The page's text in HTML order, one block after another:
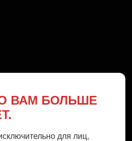
ВАМ БОЛЬШЕ
для лиц,